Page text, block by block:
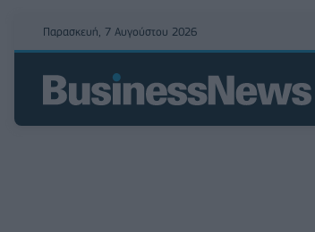
Παρασκευή, 7 Αυγούστου 2026